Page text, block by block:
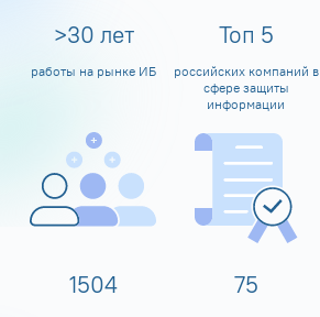
>30 лет
работы на рынке ИБ
Топ 5
российских компаний в
сфере защиты
информации
1600 80